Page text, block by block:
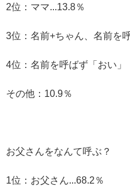
2位：ママ...13.8％
3位：名前+ちゃん、名前を
4位：名前を呼ばず「おい」
その他：10.9％
お父さんをなんて呼ぶ？
1位：お父さん...68.2％